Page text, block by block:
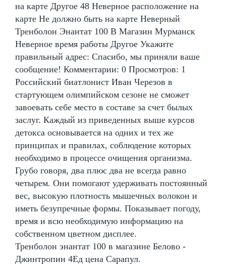
на карте Другое 48 Неверное расположение на
карте Не должно быть на карте Неверный
Тренболон Энантат 100 В Магазин Мурманск
Неверное время работы Другое Укажите
правильный адрес: Спасибо, мы приняли ваше
сообщение! Комментарии: 0 Просмотров: 1
Российский биатлонист Иван Черезов в
стартующем олимпийском сезоне не сможет
завоевать себе место в составе за счет былых
заслуг. Каждый из приведенных выше курсов
детокса основывается на одних и тех же
принципах и правилах, соблюдение которых
необходимо в процессе очищения организма.
Грубо говоря, два плюс два не всегда равно
четырем. Они помогают удерживать постоянный
вес, высокую плотность мышечных волокон и
иметь безупречные формы. Показывает погоду,
время и всю необходимую информацию на
собственном цветном дисплее.
Тренболон энантат 100 в магазине Белово -
Джинтропин 4Ед цена Сарапул.